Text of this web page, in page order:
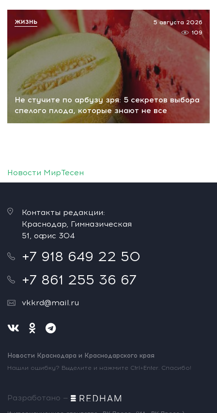
Не стучите по арбузу зря: 5 секретов выбора
спелого плода, которые знают не все
5 августа 2026
109
ЖИЗНЬ
Новости МирТесен
Контакты редакции:
Краснодар, Гимназическая
51, офис 304
+7 918 649 22 50
+7 861 255 36 67
vkkrd@mail.ru
Новости Краснодара и Краснодарского края
Нашли ошибку? Выделите и нажмите Ctrl+Enter. Спасибо!
Разработано —